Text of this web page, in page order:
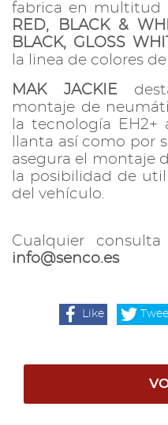
2011
fabrica en multitud
RED, BLACK &
BLACK, GLOSS
la linea de colores
MAK JACKIE
montaje de
la tecnología
llanta así como por
asegura el montaje
la posibilidad de
del vehículo.
Cualquier
info@senco.es
Like